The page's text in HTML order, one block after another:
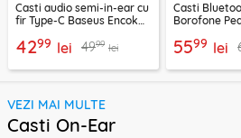
Casti audio semi-in-ear cu
fir Type-C Baseus Encok
4299 lei 4999 lei
Casti
Borofone
5599 lei
VEZI MAI MULTE
Casti On-Ear